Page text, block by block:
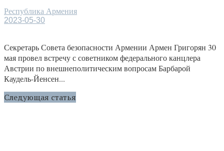
Республика Армения
2023-05-30
Секретарь Совета безопасности Армении Армен Григорян 30
мая провел встречу с советником федерального канцлера
Австрии по внешнеполитическим вопросам Барбарой
Каудель-Йенсен...
Следующая статья